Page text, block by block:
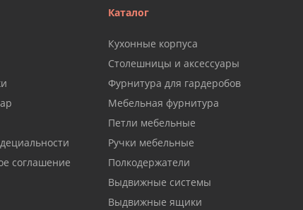
соглашение
Каталог
Кухонные корпуса
Столешницы и аксессуары
Фурнитура для гардеробов
Мебельная фурнитура
Петли мебельные
Ручки мебельные
Полкодержатели
Выдвижные системы
Выдвижные ящики